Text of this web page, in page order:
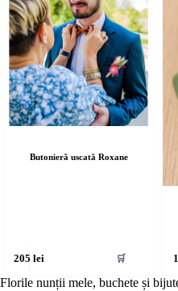
Butonieră uscată Roxane
205lei 🛒
Florile nunții mele, buchete și